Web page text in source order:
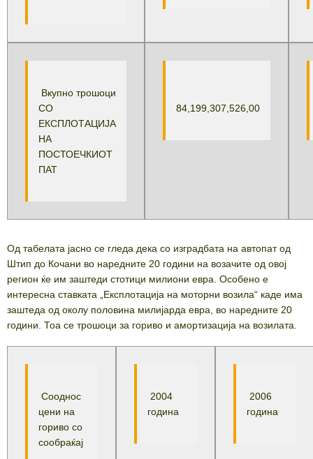
Вкупно трошоци
СО
ЕКСПЛОТАЦИЈА
НА
ПОСТОЕЧКИОТ
ПАТ
84,199,307,526,00
Од табелата јасно се гледа дека со изградбата на автопат од
Штип до Кочани во наредните 20 години на возачите од овој
регион ќе им заштеди стотици милиони евра. Особено е
интересна ставката „Експлотација на моторни возила“ каде има
заштеда од околу половина милијарда евра, во наредните 20
години. Тоа се трошоци за гориво и амортизација на возилата.
Сооднос
цени на
гориво со
сообраќај
2004
година
2006
година